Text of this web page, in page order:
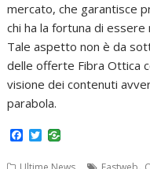
mercato, che garantisce
chi ha la fortuna di
Tale aspetto non è da
delle offerte Fibra Ottica
visione dei contenuti
parabola.
F
c
T